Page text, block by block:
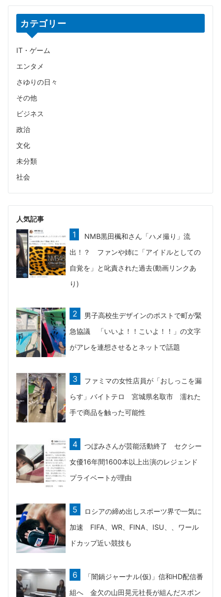
カテゴリー
IT・ゲーム
エンタメ
さゆりの日々
その他
ビジネス
政治
文化
未分類
社会
人気記事
NMB黒田楓和さん「ハメ撮り」流
出！？ ファンや姉に「アイドルとしての
自覚を」と叱責された過去(動画リンクあ
り)
男子高校生デザインのポストで町が緊
急協議 「いいよ！！こいよ！！」の文字
がアレを連想させるとネットで話題
ファミマの女性店員が「おしっこを漏
らす」バイトテロ 宮城県名取市 濡れた
手で商品を触った可能性
つぼみさんが芸能活動終了 セクシー
女優16年間1600本以上出演のレジェンド
プライベートが理由
ロシアの締め出しスポーツ界で一気に
加速 FIFA、WR、FINA、ISU、、ワール
ドカップ近い競技も
「闇鍋ジャーナル(仮)」信和HD配信番
組へ 金欠の山田晃元社長が組んだスポン